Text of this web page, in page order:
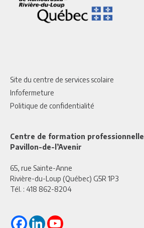
Site du centre de services scolaire
Infofermeture
Politique de confidentialité
Centre de formation professionnelle
Pavillon-de-l’Avenir
65, rue Sainte-Anne
Rivière-du-Loup (Québec) G5R 1P3
Tél. : 418 862-8204